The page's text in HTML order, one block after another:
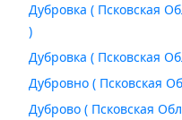
Дубровка ( Псковская
)
Дубровка ( Псковская
Дубровно ( Псковская
Дуброво ( Псковская